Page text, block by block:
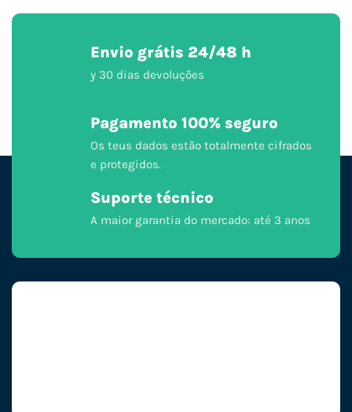
Envio grátis 24/48 h
y 30 dias devoluções
Pagamento 100% seguro
Os teus dados estão totalmente cifrados
e protegidos.
Suporte técnico
A maior garantia do mercado: até 3 anos